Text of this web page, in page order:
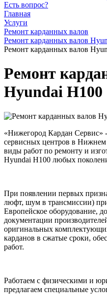
Есть вопрос?
Главная
Услуги
Ремонт карданных валов
Ремонт карданных валов
Ремонт карданных валов
Ремонт
Hyundai H100
«Нижегород Кардан Сервис»
сервисных центров в
виды работ по ремонту и
Hyundai H100 любых
При появлении первых
люфт, шум в трансмиссии)
Европейское оборудование,
документации
оригинальных
карданов в сжатые сроки,
работ.
Работаем с физическими и
предлагаем специальные